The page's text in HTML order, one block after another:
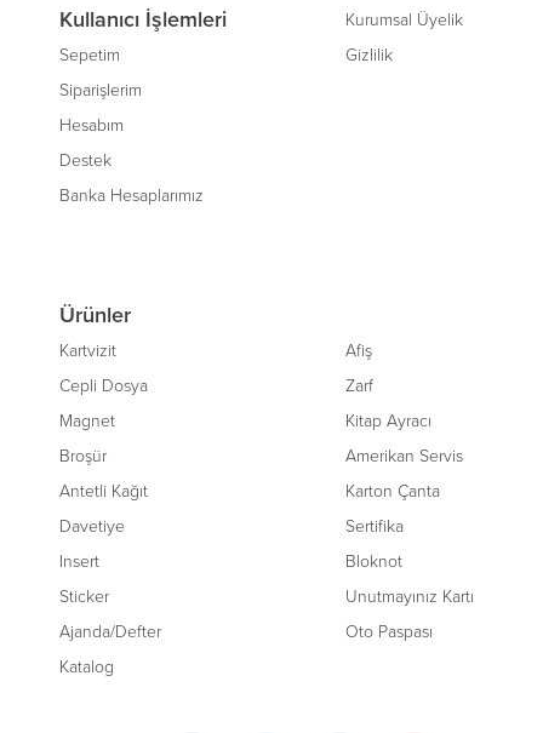
Kullanıcı İşlemleri
Sepetim
Siparişlerim
Hesabım
Destek
Banka Hesaplarımız
Kurumsal Üyelik
Gizlilik
Ürünler
Kartvizit
Cepli Dosya
Magnet
Broşür
Antetli Kağıt
Davetiye
Insert
Sticker
Ajanda/Defter
Katalog
Afiş
Zarf
Kitap Ayracı
Amerikan Servis
Karton Çanta
Sertifika
Bloknot
Unutmayınız Kartı
Oto Paspası